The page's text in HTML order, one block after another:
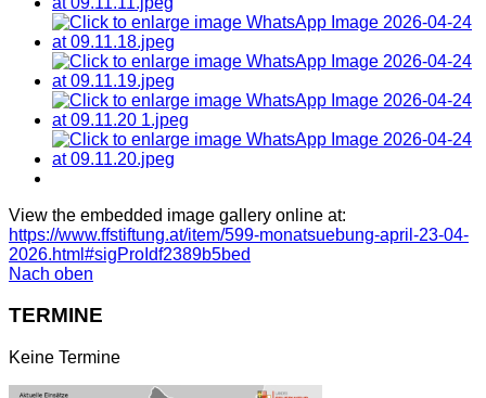
View the embedded image gallery online at:
https://www.ffstiftung.at/item/599-monatsuebung-april-23-04-
2026.html#sigProIdf2389b5bed
Nach oben
TERMINE
Keine Termine